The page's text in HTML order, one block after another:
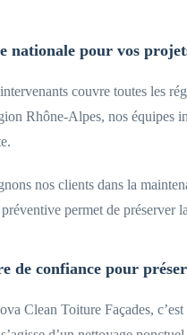
nationale pour vos
couvre toutes les
Rhône-Alpes, nos équipes
nos clients dans la
permet de préserver
de confiance pour
Clean Toiture Façades,